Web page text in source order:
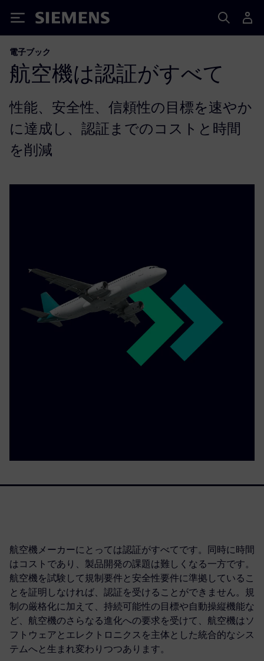
Siemens
電子ブック
航空機は認証がすべて
性能、安全性、信頼性の目標を速やか
に達成し、認証までのコストと時間
を削減
航空機メーカーにとっては認証がすべてです。同時に時間
はコストであり、製品開発の課題は難しくなる一方です。
航空機を試験して規制要件と安全性要件に準拠しているこ
とを証明しなければ、認証を受けることができません。規
制の厳格化に加えて、持続可能性の目標や自動操縦機能な
ど、航空機のさらなる進化への要求を受けて、航空機はソ
フトウェアとエレクトロニクスを主体とした統合的なシス
テムへと生まれ変わりつつあります。